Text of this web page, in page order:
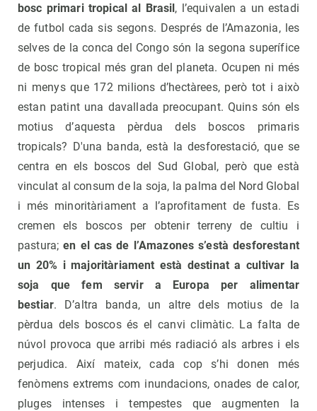
bosc primari tropical al Brasil, l’equivalen a un estadi
de futbol cada sis segons. Després de l’Amazonia, les
selves de la conca del Congo són la segona superífice
de bosc tropical més gran del planeta. Ocupen ni més
ni menys que 172 milions d’hectàrees, però tot i això
estan patint una davallada preocupant. Quins són els
motius d’aquesta pèrdua dels boscos primaris
tropicals? D'una banda, està la desforestació, que se
centra en els boscos del Sud Global, però que està
vinculat al consum de la soja, la palma del Nord Global
i més minoritàriament a l’aprofitament de fusta. Es
cremen els boscos per obtenir terreny de cultiu i
pastura;en el cas de l’Amazones s’està desforestant
un 20% i majoritàriament està destinat a cultivar la
soja que fem servir a Europa per alimentar
bestiar. D’altra banda, un altre dels motius de la
pèrdua dels boscos és el canvi climàtic. La falta de
núvol provoca que arribi més radiació als arbres i els
perjudica. Així mateix, cada cop s’hi donen més
fenòmens extrems com inundacions, onades de calor,
pluges intenses i tempestes que augmenten la